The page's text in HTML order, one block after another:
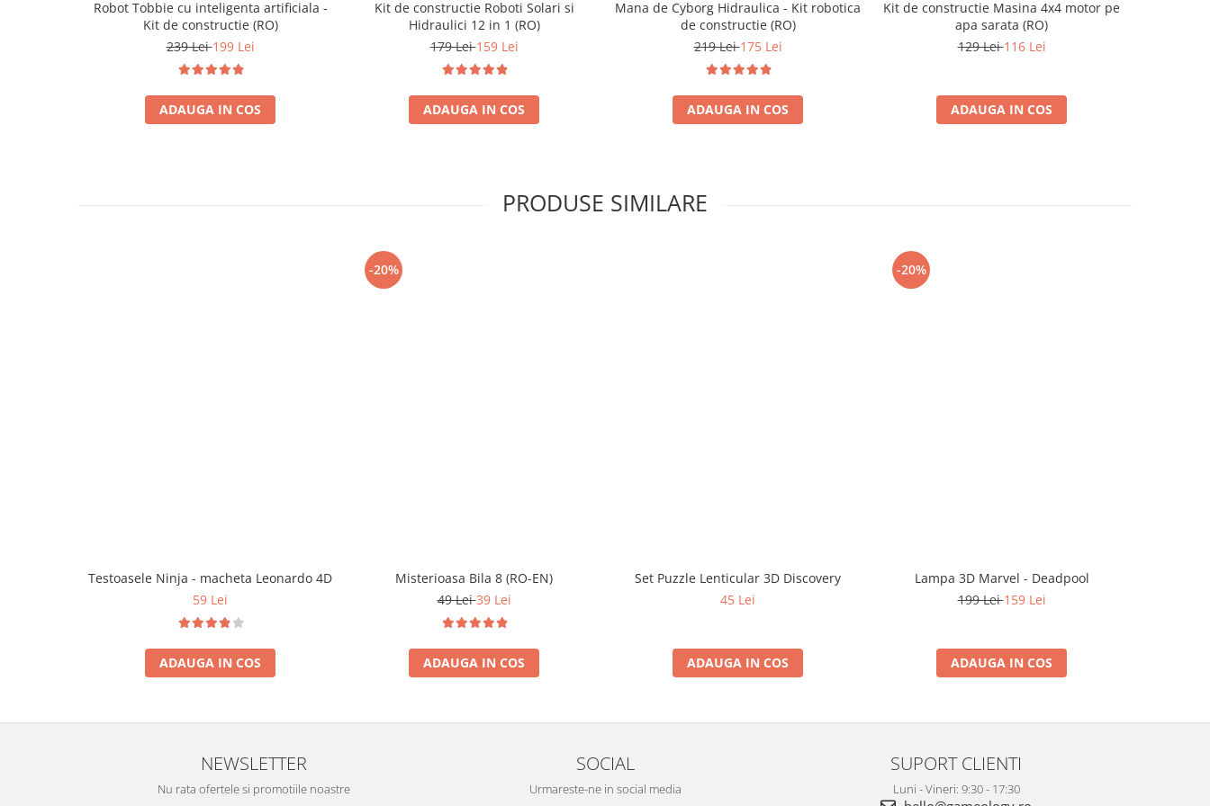
Robot Tobbie cu inteligenta artificiala -
Kit de constructie (RO)
239 Lei199 Lei
ADAUGA IN COS
Kit de constructie Roboti Solari si
Hidraulici 12 in 1 (RO)
179 Lei159 Lei
ADAUGA IN COS
Mana de Cyborg Hidraulica - Kit robotica
de constructie (RO)
219 Lei175 Lei
ADAUGA IN COS
Kit de constructie Masina 4x4 motor pe
apa sarata (RO)
129 Lei116 Lei
ADAUGA IN COS
PRODUSE SIMILARE
Testoasele Ninja - macheta Leonardo 4D
59 Lei
ADAUGA IN COS
-20%
Misterioasa Bila 8 (RO-EN)
49 Lei39 Lei
ADAUGA IN COS
Set Puzzle Lenticular 3D Discovery
45 Lei
ADAUGA IN COS
-20%
Lampa 3D Marvel - Deadpool
199 Lei159 Lei
ADAUGA IN COS
NEWSLETTER
Nu rata ofertele si promotiile noastre
SOCIAL
Urmareste-ne in social media
SUPORT CLIENTI
Luni - Vineri: 9:30 - 17:30